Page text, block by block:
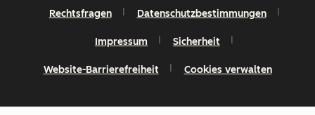
Rechtsfragen Datenschutzbestimmungen
Impressum Sicherheit
Website-Barrierefreiheit Cookies verwalten